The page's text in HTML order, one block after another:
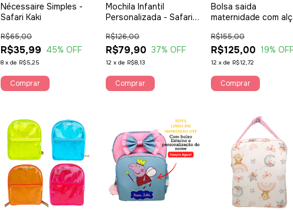
Nécessaire Simples -
Safari Kaki
R$35,99
R$65,00
45% OFF
8 xde R$5,25
Mochila Infantil
Personalizada - Safari
R$79,90
R$126,00
37% OFF
12 xde R$8,13
Comprar
Bolsa saida
maternidade com
R$125,00
R$155,00
19%
12 xde R$12,72
Comprar